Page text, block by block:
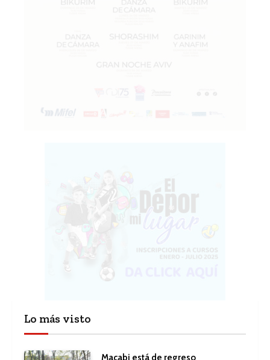
Lo más visto
Macabi está de regreso